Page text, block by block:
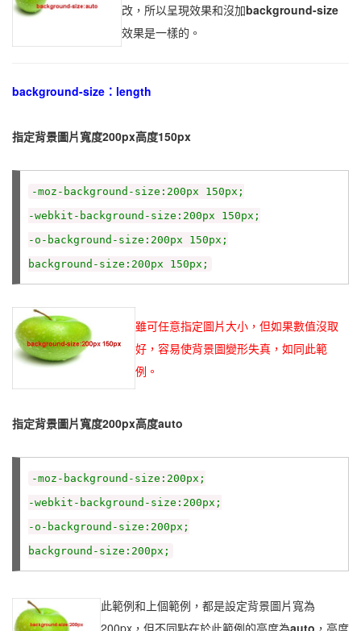
改，所以呈現效果和沒加background-size
效果是一樣的。
background-size：length
指定背景圖片寬度200px高度150px
-moz-background-size:200px 150px;
-webkit-background-size:200px 150px;
-o-background-size:200px 150px;
background-size:200px 150px;
雖可任意指定圖片大小，但如果數值沒取
好，容易使背景圖變形失真，如同此範
例。
指定背景圖片寬度200px高度auto
-moz-background-size:200px;
-webkit-background-size:200px;
-o-background-size:200px;
background-size:200px;
此範例和上個範例，都是設定背景圖片寬為
200px，但不同點在於此範例的高度為auto ，高度